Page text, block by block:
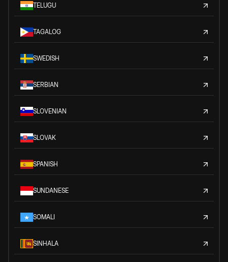
TELUGU
TAGALOG
SWEDISH
SERBIAN
SLOVENIAN
SLOVAK
SPANISH
SUNDANESE
SOMALI
SINHALA